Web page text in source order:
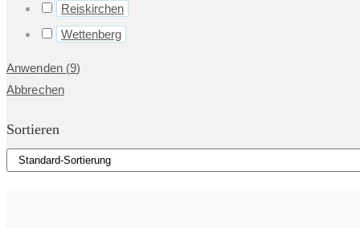
Reiskirchen
Wettenberg
Anwenden (9)
Abbrechen
Sortieren